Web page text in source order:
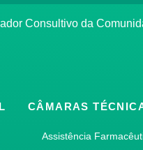
Consultivo da
CÂMARAS
Assistência